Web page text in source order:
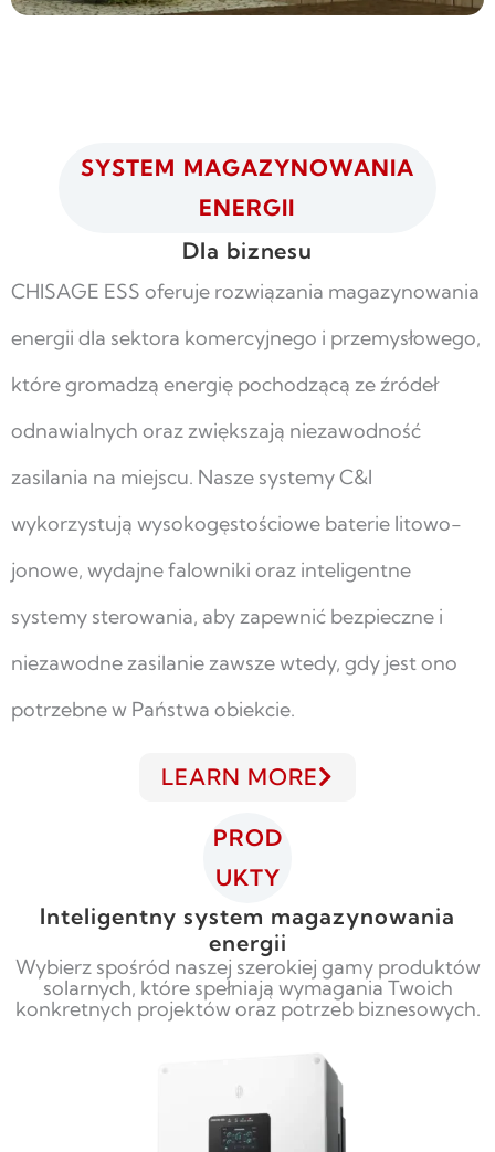
SYSTEM MAGAZYNOWANIA
ENERGII
Dla biznesu
CHISAGE ESS oferuje rozwiązania magazynowania
energii dla sektora komercyjnego i przemysłowego,
które gromadzą energię pochodzącą ze źródeł
odnawialnych oraz zwiększają niezawodność
zasilania na miejscu. Nasze systemy C&I
wykorzystują wysokogęstościowe baterie litowo-
jonowe, wydajne falowniki oraz inteligentne
systemy sterowania, aby zapewnić bezpieczne i
niezawodne zasilanie zawsze wtedy, gdy jest ono
potrzebne w Państwa obiekcie.
LEARN MORE
PROD
UKTY
Inteligentny system magazynowania
energii
Wybierz spośród naszej szerokiej gamy produktów
solarnych, które spełniają wymagania Twoich
konkretnych projektów oraz potrzeb biznesowych.